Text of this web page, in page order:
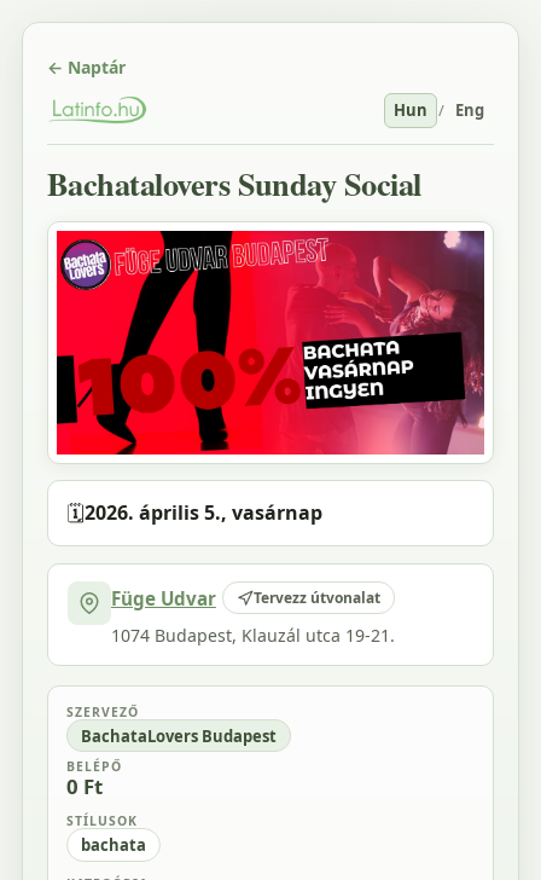
← Naptár
Hun / Eng
Bachatalovers Sunday Social
🗓️2026. április 5., vasárnap
Füge Udvar Tervezz útvonalat
1074 Budapest, Klauzál utca 19-21.
SZERVEZŐ
BachataLovers Budapest
BELÉPŐ
0 Ft
STÍLUSOK
bachata